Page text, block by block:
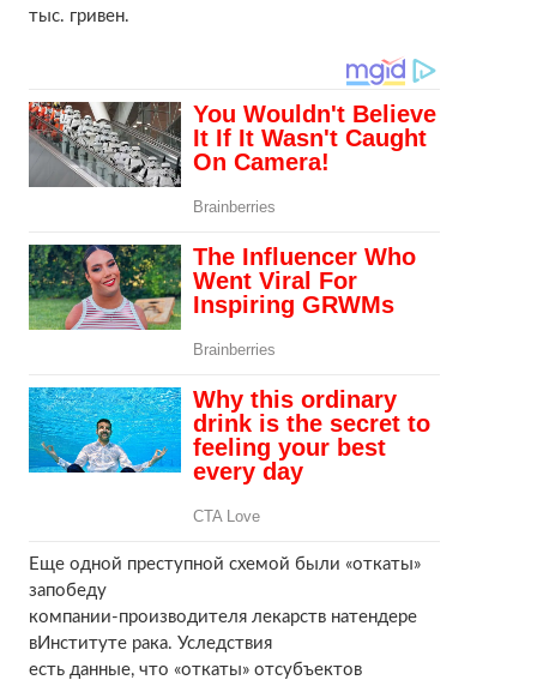
тыс. гривен.
Еще одной преступной схемой были «откаты»
запобеду
компании-производителя лекарств натендере
вИнституте рака. Уследствия
есть данные, что «откаты» отсубъектов